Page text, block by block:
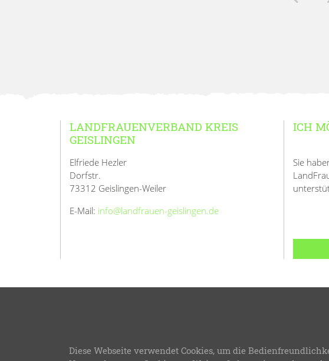
LANDFRAUENVERBAND KREIS
GEISLINGEN
Elfriede Hezler
Dorfstr.
73312 Geislingen-Weiler
E-Mail: info@landfrauen-geislingen.de
ICH
Sie
LFWB Theme Version 3.8-Bereitstellung:
Diese Webseite verwendet Cookies, um die